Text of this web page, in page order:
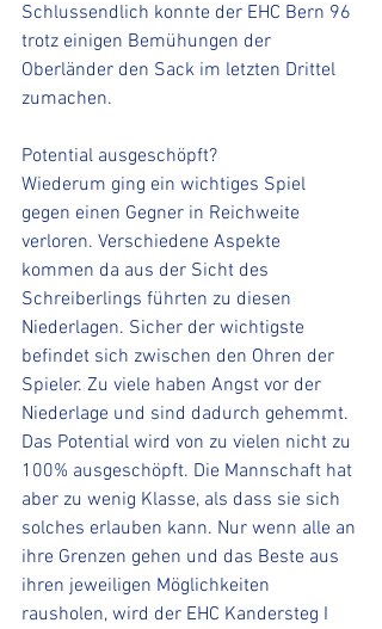
Schlussendlich konnte der EHC Bern 96
trotz einigen Bemühungen der
Oberländer den Sack im letzten Drittel
zumachen.
Potential ausgeschöpft?
Wiederum ging ein wichtiges Spiel
gegen einen Gegner in Reichweite
verloren. Verschiedene Aspekte
kommen da aus der Sicht des
Schreiberlings führten zu diesen
Niederlagen. Sicher der wichtigste
befindet sich zwischen den Ohren der
Spieler. Zu viele haben Angst vor der
Niederlage und sind dadurch gehemmt.
Das Potential wird von zu vielen nicht zu
100% ausgeschöpft. Die Mannschaft hat
aber zu wenig Klasse, als dass sie sich
solches erlauben kann. Nur wenn alle an
ihre Grenzen gehen und das Beste aus
ihren jeweiligen Möglichkeiten
rausholen, wird der EHC Kandersteg I